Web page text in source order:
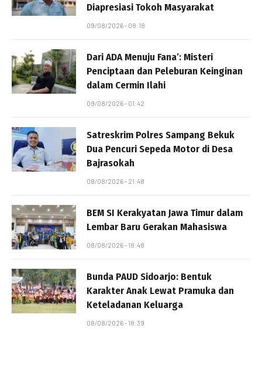
Diapresiasi Tokoh Masyarakat
09/08/2026 - 08:18
Dari ADA Menuju Fana’: Misteri
Penciptaan dan Peleburan Keinginan
dalam Cermin Ilahi
09/08/2026 - 01:42
Satreskrim Polres Sampang Bekuk
Dua Pencuri Sepeda Motor di Desa
Bajrasokah
08/08/2026 - 21:48
BEM SI Kerakyatan Jawa Timur dalam
Lembar Baru Gerakan Mahasiswa
08/08/2026 - 18:48
Bunda PAUD Sidoarjo: Bentuk
Karakter Anak Lewat Pramuka dan
Keteladanan Keluarga
08/08/2026 - 18:39